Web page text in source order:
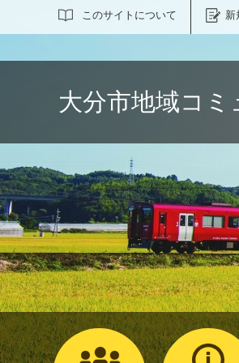
このサイトについて 新
サイト内検索
大分市地域コミ